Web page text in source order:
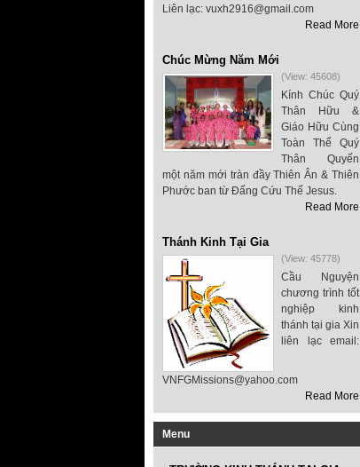
Liên lạc: vuxh2916@gmail.com
Read More
Chúc Mừng Năm Mới
(View: 45608)
Kính Chúc Quý
Thân Hữu &
Giáo Hữu Cùng
Toàn Thể Quý
Thân Quyến
một năm mới tràn đầy Thiên Ân & Thiên
Phước ban từ Đấng Cứu Thế Jesus.
Read More
Thánh Kinh Tại Gia
(View: 45778)
Cầu Nguyện
chương trình tốt
nghiệp kinh
thánh tại gia Xin
liên lạc email:
VNFGMissions@yahoo.com
Read More
Menu